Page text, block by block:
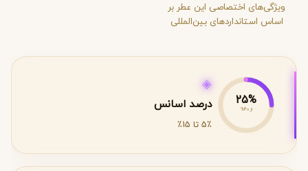
ویژگی‌های اختصاصی این عطر بر
اساس استانداردهای بین‌المللی
25%
از 40%
◈
درصد اسانس
5٪ تا 15٪